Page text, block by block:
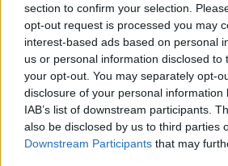
section to confirm your selection.
opt-out request is processed you may
interest-based ads based on personal
us or personal information disclosed to
your opt-out. You may separately opt-
disclosure of your personal information
IAB’s list of downstream participants.
also be disclosed by us to third parties
Downstream Participants that may
Κάπως έτσι, η Φόρεστ είναι μια
κλείσε τη μεταγραφή του
μεσοεπιθετικού, συνεχίζοντας
δυνατό τρόπο το μεταγραφικό